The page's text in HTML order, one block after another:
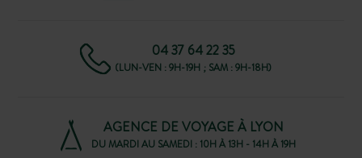
04 37 64 22 35
(LUN-VEN : 9H-19H ; SAM : 9H-18H)
AGENCE DE VOYAGE À LYON
DU MARDI AU SAMEDI : 10H À 13H - 14H À 19H